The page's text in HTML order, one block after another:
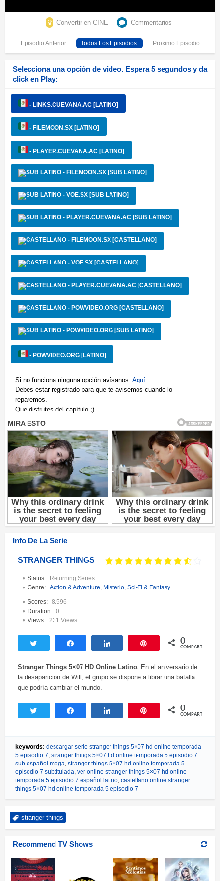
Convertir en CINE Commentarios
Episodio Anterior Todos Los Episodios. Proximo Episodio
Selecciona una opción de video. Espera 5 segundos y da
click en Play:
- LINKS.CUEVANA.AC [LATINO]
- FILEMOON.SX [LATINO]
- PLAYER.CUEVANA.AC [LATINO]
- FILEMOON.SX [SUB LATINO]
- VOE.SX [SUB LATINO]
- PLAYER.CUEVANA.AC [SUB LATINO]
- FILEMOON.SX [CASTELLANO]
- VOE.SX [CASTELLANO]
- PLAYER.CUEVANA.AC [CASTELLANO]
- POWVIDEO.ORG [CASTELLANO]
- POWVIDEO.ORG [SUB LATINO]
- POWVIDEO.ORG [LATINO]
Si no funciona ninguna opción avísanos: Aquí
Debes estar registrado para que te avisemos cuando lo
reparemos.
Que disfrutes del capítulo ;)
Info De La Serie
STRANGER THINGS
Status:
Returning Series
Genre: Action & Adventure, Misterio, Sci-Fi & Fantasy
Scores: 8.596
Duration: 0
Views: 231 Views
Twittear Compartir Compartir 0
COMPARTIR
Stranger Things 5×07 HD Online Latino. En el aniversario de
la desaparición de Will, el grupo se dispone a librar una batalla
que podría cambiar el mundo.
Twittear Compartir Compartir 0
COMPARTIR
keywords: descargar serie stranger things 5×07 hd online temporada
5 episodio 7, stranger things 5×07 hd online temporada 5 episodio 7
sub español mega, stranger things 5×07 hd online temporada 5
episodio 7 subtitulada, ver online stranger things 5×07 hd online
temporada 5 episodio 7 español latino, castellano online stranger
things 5×07 hd online temporada 5 episodio 7
stranger things
Recommend TV Shows